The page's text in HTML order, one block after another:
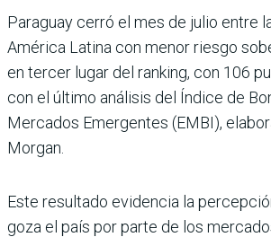
Paraguay cerró el mes de julio entre
América Latina con menor riesgo
en ter­cer lugar del ranking, con 106
con el último análisis del Índice de
Mercados Emer­gentes (EMBI),
Morgan.
Este resultado evidencia la
goza el país por parte de los